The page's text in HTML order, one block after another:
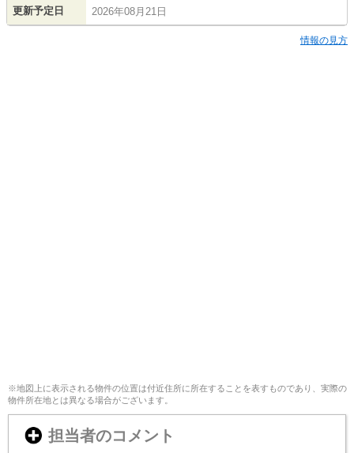
更新予定日 2026年08月21日
情報の見方
※地図上に表示される物件の位置は付近住所に所在することを表すものであり、実際の
物件所在地とは異なる場合がございます。
担当者のコメント